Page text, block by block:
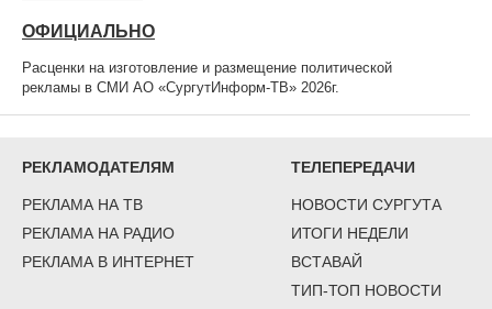
ОФИЦИАЛЬНО
Расценки на изготовление и размещение политической
рекламы в СМИ АО «СургутИнформ-ТВ» 2026г.
РЕКЛАМОДАТЕЛЯМ
РЕКЛАМА НА ТВ
РЕКЛАМА НА РАДИО
РЕКЛАМА В ИНТЕРНЕТ
ТЕЛЕПЕРЕДАЧИ
НОВОСТИ СУРГУТА
ИТОГИ НЕДЕЛИ
ВСТАВАЙ
ТИП-ТОП НОВОСТИ